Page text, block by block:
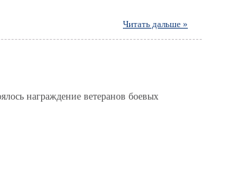
Читать дальше »
награждение ветеранов боевых